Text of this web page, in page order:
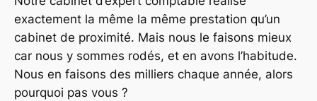
exactement la même la même prestation qu’un
cabinet de proximité. Mais nous le faisons mieux
car nous y sommes rodés, et en avons l’habitude.
Nous en faisons des milliers chaque année, alors
pourquoi pas vous ?